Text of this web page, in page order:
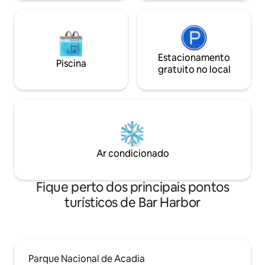
Piscina
Estacionamento
gratuito no local
Ar condicionado
Fique perto dos principais pontos
turísticos de Bar Harbor
Parque Nacional de Acadia